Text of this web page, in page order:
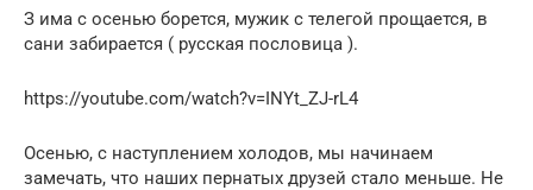
З има с осенью борется, мужик с телегой прощается, в
сани забирается ( русская пословица ).
https://youtube.com/watch?v=INYt_ZJ-rL4
Осенью, с наступлением холодов, мы начинаем
замечать, что наших пернатых друзей стало меньше. Не